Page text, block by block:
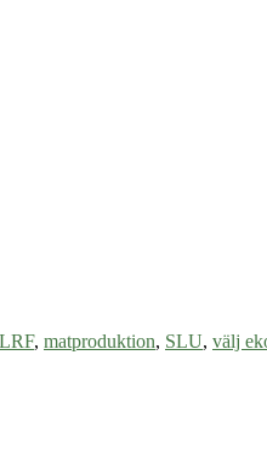
LRF, matproduktion, SLU, välj